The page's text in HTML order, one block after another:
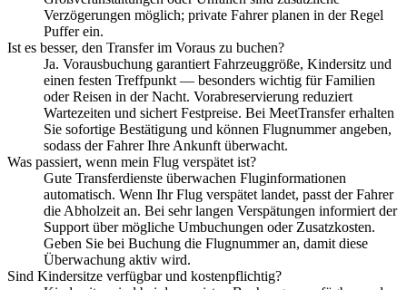
Verzögerungen möglich; private Fahrer planen in der Regel
Puffer ein.
Ist es besser, den Transfer im Voraus zu buchen?
Ja. Vorausbuchung garantiert Fahrzeuggröße, Kindersitz und
einen festen Treffpunkt — besonders wichtig für Familien
oder Reisen in der Nacht. Vorabreservierung reduziert
Wartezeiten und sichert Festpreise. Bei MeetTransfer erhalten
Sie sofortige Bestätigung und können Flugnummer angeben,
sodass der Fahrer Ihre Ankunft überwacht.
Was passiert, wenn mein Flug verspätet ist?
Gute Transferdienste überwachen Fluginformationen
automatisch. Wenn Ihr Flug verspätet landet, passt der Fahrer
die Abholzeit an. Bei sehr langen Verspätungen informiert der
Support über mögliche Umbuchungen oder Zusatzkosten.
Geben Sie bei Buchung die Flugnummer an, damit diese
Überwachung aktiv wird.
Sind Kindersitze verfügbar und kostenpflichtig?